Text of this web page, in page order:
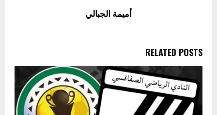
أميمة الجبالي
RELATED POSTS